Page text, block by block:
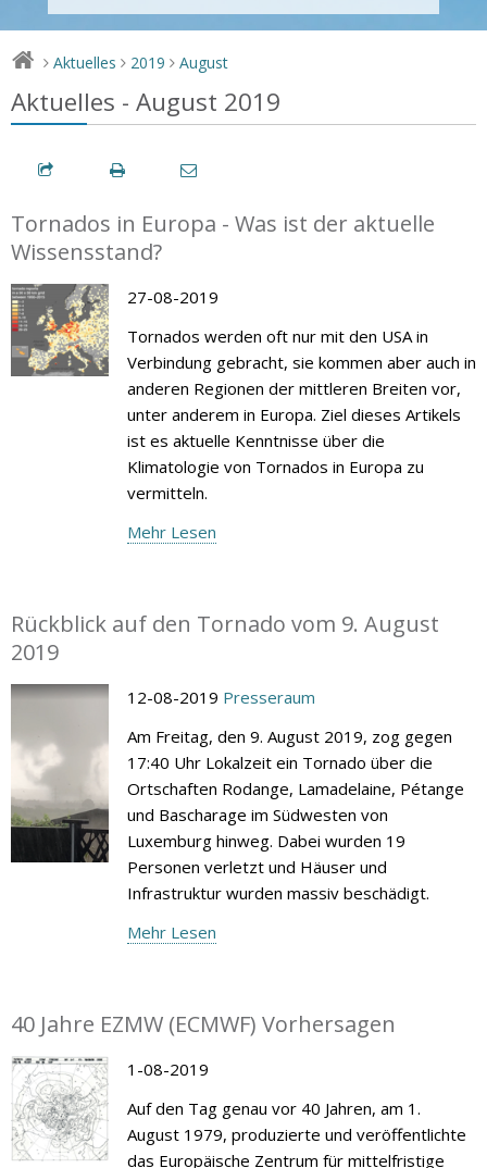
> Aktuelles > 2019 > August
Aktuelles - August 2019
Tornados in Europa - Was ist der aktuelle
Wissensstand?
27-08-2019
Tornados werden oft nur mit den USA in
Verbindung gebracht, sie kommen aber auch in
anderen Regionen der mittleren Breiten vor,
unter anderem in Europa. Ziel dieses Artikels
ist es aktuelle Kenntnisse über die
Klimatologie von Tornados in Europa zu
vermitteln.
Mehr Lesen
Rückblick auf den Tornado vom 9. August
2019
12-08-2019 Presseraum
Am Freitag, den 9. August 2019, zog gegen
17:40 Uhr Lokalzeit ein Tornado über die
Ortschaften Rodange, Lamadelaine, Pétange
und Bascharage im Südwesten von
Luxemburg hinweg. Dabei wurden 19
Personen verletzt und Häuser und
Infrastruktur wurden massiv beschädigt.
Mehr Lesen
40 Jahre EZMW (ECMWF) Vorhersagen
1-08-2019
Auf den Tag genau vor 40 Jahren, am 1.
August 1979, produzierte und veröffentlichte
das Europäische Zentrum für mittelfristige